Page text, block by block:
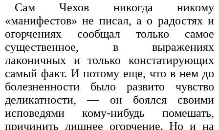
Сам Чехов никогда никому
«манифестов» не писал, а о радостях и
огорчениях сообщал только самое
существенное, в выражениях
лаконичных и только констатирующих
самый факт. И потому еще, что в нем до
болезненности было развито чувство
деликатности, — он боялся своими
исповедями кому-нибудь помешать,
причинить лишнее огорчение. Но и на